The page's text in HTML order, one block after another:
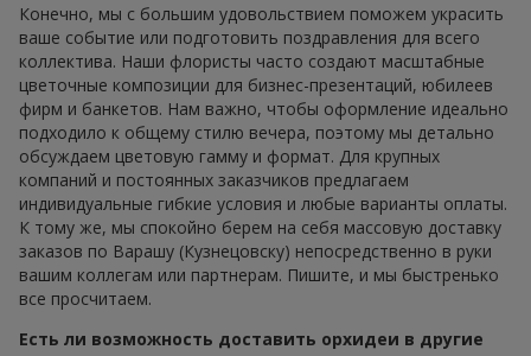
Конечно, мы с большим удовольствием поможем украсить
ваше событие или подготовить поздравления для всего
коллектива. Наши флористы часто создают масштабные
цветочные композиции для бизнес-презентаций, юбилеев
фирм и банкетов. Нам важно, чтобы оформление идеально
подходило к общему стилю вечера, поэтому мы детально
обсуждаем цветовую гамму и формат. Для крупных
компаний и постоянных заказчиков предлагаем
индивидуальные гибкие условия и любые варианты оплаты.
К тому же, мы спокойно берем на себя массовую доставку
заказов по Варашу (Кузнецовску) непосредственно в руки
вашим коллегам или партнерам. Пишите, и мы быстренько
все просчитаем.
Есть ли возможность доставить орхидеи в другие